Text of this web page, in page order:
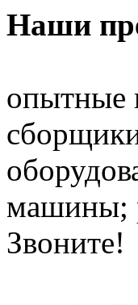
Наши
опытные
машины;
Звоните!